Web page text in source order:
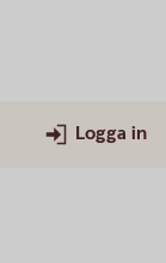
Logga in